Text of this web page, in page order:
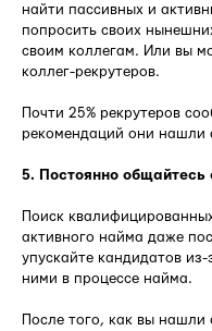
найти пассивных и
попросить своих
своим коллегам. Или вы
коллег-рекрутеров.
Почти 25% рекрутеров
рекомендаций они нашли
5. Постоянно
Поиск
активного найма даже
упускайте кандидатов
ними в процессе найма.
После того, как вы